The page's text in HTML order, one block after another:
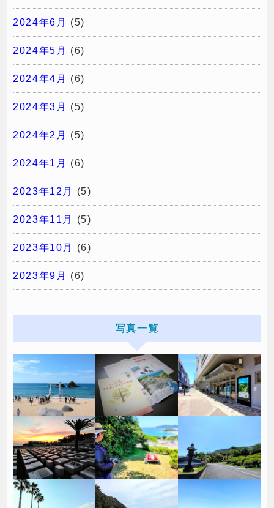
2024年6月 (5)
2024年5月 (6)
2024年4月 (6)
2024年3月 (5)
2024年2月 (5)
2024年1月 (6)
2023年12月 (5)
2023年11月 (5)
2023年10月 (6)
2023年9月 (6)
写真一覧